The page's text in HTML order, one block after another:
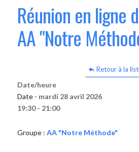
Réunion en ligne
AA "Notre
Retour à la
Date/heure
Date - mardi 28 avril 2026
19:30 - 21:00
Groupe : AA "Notre Méthode"